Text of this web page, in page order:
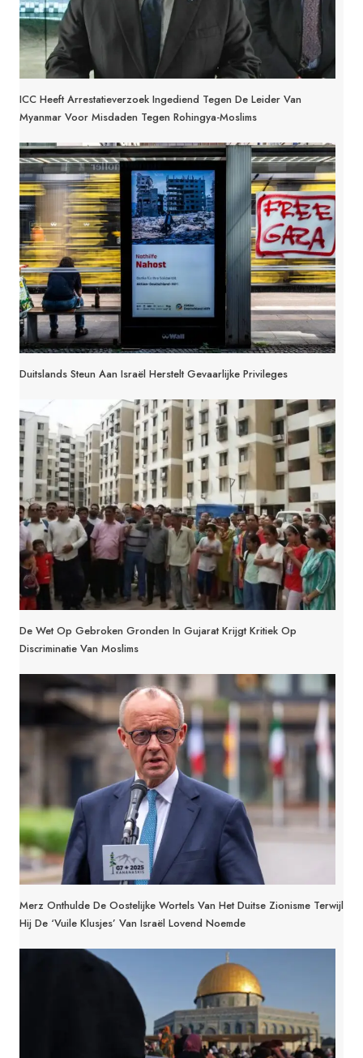
ICC Heeft Arrestatieverzoek Ingediend Tegen De Leider Van
Myanmar Voor Misdaden Tegen Rohingya-Moslims
Duitslands Steun Aan Israël Herstelt Gevaarlijke Privileges
De Wet Op Gebroken Gronden In Gujarat Krijgt Kritiek Op
Discriminatie Van Moslims
Merz Onthulde De Oostelijke Wortels Van Het Duitse Zionisme Terwijl
Hij De ‘vuile Klusjes’ Van Israël Lovend Noemde